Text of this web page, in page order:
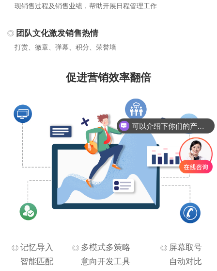
现销售过程及销售业绩，帮助开展日程管理工作
团队文化激发销售热情
打赏、徽章、弹幕、积分、荣誉墙
促进营销效率翻倍
记忆导入
智能匹配
多模式多策略
意向开发工具
屏幕取号
自动对比
可以介绍下你们的产品么